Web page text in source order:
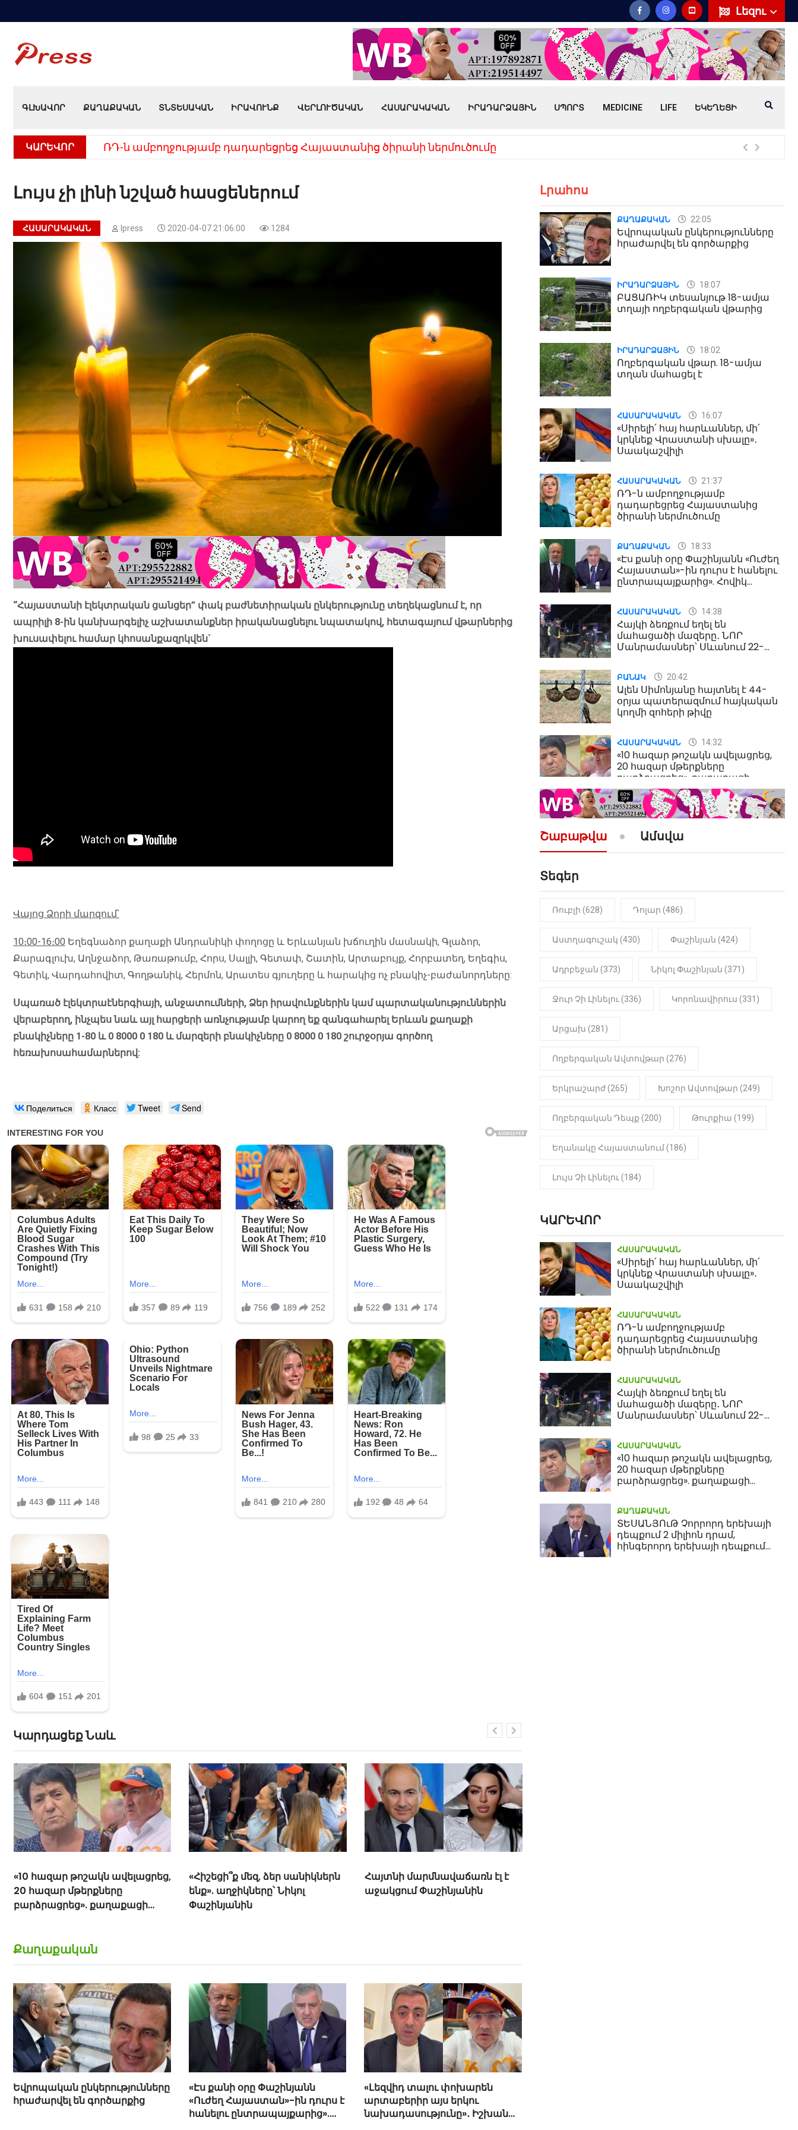
Լեզու
ԳԼԽԱՎՈՐ ՔԱՂԱՔԱԿԱՆ ՏՆՏԵՍԱԿԱՆ ԻՐԱՎՈՒՆՔ ՎԵՐԼՈՒԾԱԿԱՆ ՀԱՍԱՐԱԿԱԿԱՆ ԻՐԱԴԱՐՁԱՅԻՆ ՍՊՈՐՏ MEDICINE LIFE ԵԿԵՂԵՑԻ
ԿԱՐԵՎՈՐ ՌԴ-ն ամբողջությամբ դադարեցրեց Հայաստանից ծիրանի ներմուծումը
Լույս չի լինի նշված հասցեներում
ՀԱՍԱՐԱԿԱԿԱՆ Ipress 2020-04-07 21:06:00 1284
“Հայաստանի էլեկտրական ցանցեր” փակ բաժնետիրական ընկերությունը տեղեկացնում է, որ
ապրիլի 8-ին կանխարգելիչ աշխատանքներ իրականացնելու նպատակով, հետագայում վթարներից
խուսափելու համար կհոսանքազրկվեն`
Վայոց Ձորի մարզում՝
10։00-16։00 Եղեգնաձոր քաղաքի Անդրանիկի փողոցը և Երևանյան խճուղին մասնակի, Գլաձոր,
Քարագլուխ, Աղնջաձոր, Թառաթումբ, Հորս, Սալլի, Գետափ, Շատին, Արտաբույք, Հորբատեղ, Եղեգիս,
Գետիկ, Վարդահովիտ, Գողթանիկ, Հերմոն, Արատես գյուղերը և հարակից ոչ բնակիչ-բաժանորդները:
Սպառած էլեկտրաէներգիայի, անջատումների, Ձեր իրավունքներին կամ պարտականություններին
վերաբերող, ինչպես նաև այլ հարցերի առնչությամբ կարող եք զանգահարել Երևան քաղաքի
բնակիչները 1-80 և 0 8000 0 180 և մարզերի բնակիչները 0 8000 0 180 շուրջօրյա գործող
հեռախոսահամարներով:
Поделиться Класс Tweet Send
Կարդացեք Նաև
«10 հազար թոշակն ավելացրեց,
20 հազար մթերքները
բարձրացրեց». քաղաքացի
«Հիշեցի՞ք մեզ, ձեր սանիկներն
ենք». աղջիկները՝ Նիկոլ
Փաշինյանին
Հայտնի մարմնավաճառն էլ է
աջակցում Փաշինյանին
Քաղաքական
Եվրոպական ընկերությունները
հրաժարվել են գործարքից
«Էս քանի օրը Փաշինյանն
«Ուժեղ Հայաստան»-ին դուրս է
հանելու ընտրապայքարից».
«Լեզվիդ տալու փոխարեն
արտաբերիր այս երկու
նախադասությունը»․ Իշխան
Լրահոս
ՔԱՂԱՔԱԿԱՆ 22:05
Եվրոպական ընկերությունները
հրաժարվել են գործարքից
ԻՐԱԴԱՐՁԱՅԻՆ 18:07
ԲԱՑԱՌԻԿ տեսանյութ 18-ամյա
տղայի ողբերգական վթարից
ԻՐԱԴԱՐՁԱՅԻՆ 18:02
Ողբերգական վթար. 18-ամյա
տղան մահացել է
ՀԱՍԱՐԱԿԱԿԱՆ 16:07
«Սիրելի՛ հայ հարևաններ, մի՛
կրկնեք Վրաստանի սխալը»․
Սաակաշվիլի
ՀԱՍԱՐԱԿԱԿԱՆ 21:37
ՌԴ-ն ամբողջությամբ
դադարեցրեց Հայաստանից
ծիրանի ներմուծումը
ՔԱՂԱՔԱԿԱՆ 18:33
«Էս քանի օրը Փաշինյանն «Ուժեղ
Հայաստան»-ին դուրս է հանելու
ընտրապայքարից». Հովիկ
ՀԱՍԱՐԱԿԱԿԱՆ 14:38
Հայկի ձեռքում եղել են
մահացածի մազերը․ ՆՈՐ
Մանրամասներ՝ Սևանում 22-
ԲԱՆԱԿ 20:42
Ալեն Սիմոնյանը հայտնել է 44-
օրյա պատերազմում հայկական
կողմի զոհերի թիվը
ՀԱՍԱՐԱԿԱԿԱՆ 14:32
«10 հազար թոշակն ավելացրեց,
20 հազար մթերքները
բարձրացրեց». քաղաքացի
(տեսանյութ)
ՔԱՂԱՔԱԿԱՆ 10:52
«Լեզվիդ տալու փոխարեն
արտաբերիր այս երկու
նախադասությունը»․ Իշխան
Նիկոլ Փաշինյան
ԻՐԱԴԱՐՁԱՅԻՆ 22:01
հայտնաբերվել է
մանկապղծության համար
մարմինը
Շաբաթվա Ամսվա
Տեգեր
Ռուբլի (628) Դոլար (486)
Աստղագուշակ (430) Փաշինյան (424)
Ադրբեջան (373) Նիկոլ Փաշինյան (371)
Ջուր Չի Լինելու (336) Կորոնավիրուս (331)
Արցախ (281)
Ողբերգական Ավտովթար (276)
Երկրաշարժ (265) Խոշոր Ավտովթար (249)
Ողբերգական Դեպք (200) Թուրքիա (199)
Եղանակը Հայաստանում (186)
Լույս Չի Լինելու (184)
ԿԱՐԵՎՈՐ
ՀԱՍԱՐԱԿԱԿԱՆ
«Սիրելի՛ հայ հարևաններ, մի՛
կրկնեք Վրաստանի սխալը»․
Սաակաշվիլի
ՀԱՍԱՐԱԿԱԿԱՆ
ՌԴ-ն ամբողջությամբ
դադարեցրեց Հայաստանից
ծիրանի ներմուծումը
ՀԱՍԱՐԱԿԱԿԱՆ
Հայկի ձեռքում եղել են
մահացածի մազերը․ ՆՈՐ
Մանրամասներ՝ Սևանում 22-
ՀԱՍԱՐԱԿԱԿԱՆ
«10 հազար թոշակն ավելացրեց,
20 հազար մթերքները
բարձրացրեց». քաղաքացի
ՔԱՂԱՔԱԿԱՆ
ՏԵՍԱՆՅՈւԹ Չորրորդ երեխայի
դեպքում 2 միլիոն դրամ,
հինգերորդ երեխայի դեպքում